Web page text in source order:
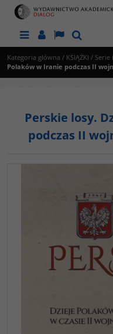
MenuPanelLangSzukaj
Kategoria główna / KSIĄŻKI / Serie
Polaków w Iranie podczas II
Perskie losy.
podczas II